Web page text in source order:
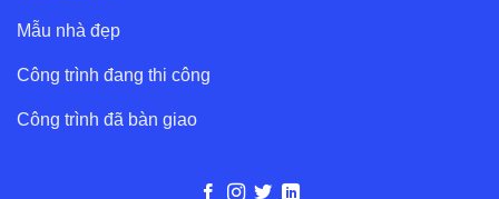
Mẫu nhà đẹp
Công trình đang thi công
Công trình đã bàn giao